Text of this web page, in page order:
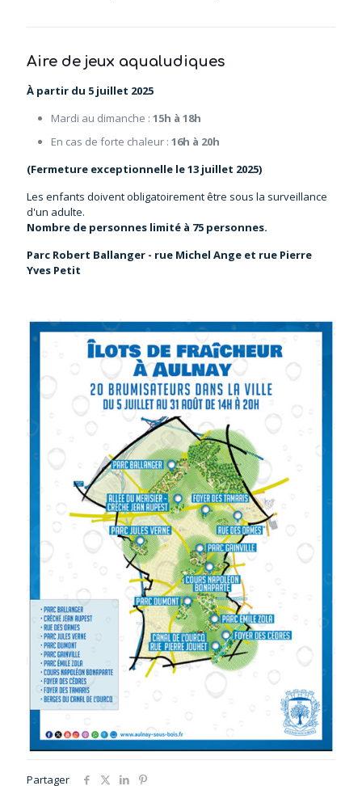
Aire de jeux aqualudiques
À partir du 5 juillet 2025
Mardi au dimanche : 15h à 18h
En cas de forte chaleur : 16h à 20h
(Fermeture exceptionnelle le 13 juillet 2025)
Les enfants doivent obligatoirement être sous la surveillance
d'un adulte.
Nombre de personnes limité à 75 personnes.
Parc Robert Ballanger - rue Michel Ange et rue Pierre
Yves Petit
Partager